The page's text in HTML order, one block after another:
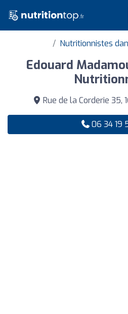
Nutritionnistes
Edouard
Rue de la Corderie 35,
06 34 19